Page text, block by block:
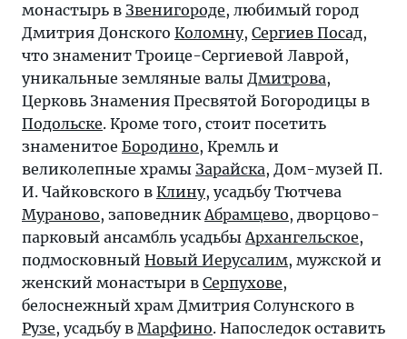
монастырь в Звенигороде, любимый город
Дмитрия Донского Коломну, Сергиев Посад,
что знаменит Троице-Сергиевой Лаврой,
уникальные земляные валы Дмитрова,
Церковь Знамения Пресвятой Богородицы в
Подольске. Кроме того, стоит посетить
знаменитое Бородино, Кремль и
великолепные храмы Зарайска, Дом-музей П.
И. Чайковского в Клину, усадьбу Тютчева
Мураново, заповедникАбрамцево, дворцово-
парковый ансамбль усадьбыАрхангельское,
подмосковный Новый Иерусалим, мужской и
женский монастыри в Серпухове,
белоснежный храм Дмитрия Солунского в
Рузе, усадьбу в Марфино. Напоследок оставить